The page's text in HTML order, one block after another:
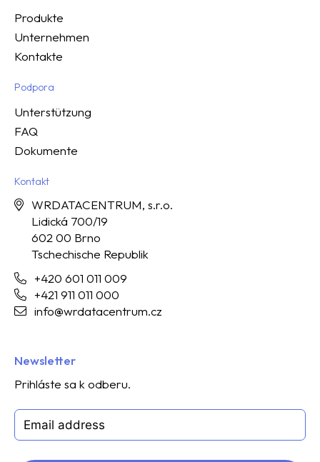
Produkte
Unternehmen
Kontakte
Podpora
Unterstützung
FAQ
Dokumente
Kontakt
WRDATACENTRUM, s.r.o.
Lidická 700/19
602 00 Brno
Tschechische Republik
+420 601 011 009
+421 911 011 000
info@wrdatacentrum.cz
Newsletter
Prihláste sa k odberu.